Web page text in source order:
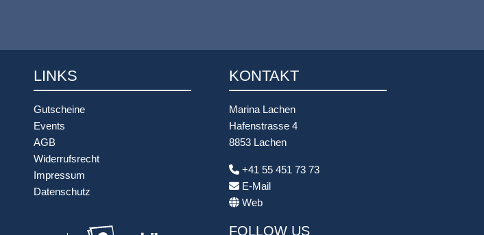
LINKS
Gutscheine
Events
AGB
Widerrufsrecht
Impressum
Datenschutz
KONTAKT
Marina Lachen
Hafenstrasse 4
8853 Lachen
+41 55 451 73 73
E-Mail
Web
FOLLOW US